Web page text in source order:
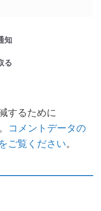
知
る
するために
コメントデータの
ご覧ください。